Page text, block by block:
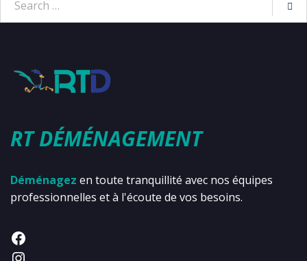
RT DÉMÉNAGEMENT
Déménagez en toute tranquillité avec nos équipes
professionnelles et à l'écoute de vos besoins.